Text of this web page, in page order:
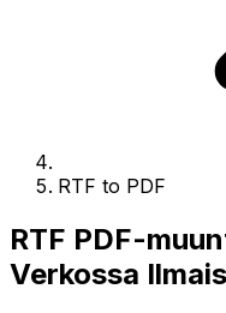
RTF to PDF
RTF PDF-
Verkossa